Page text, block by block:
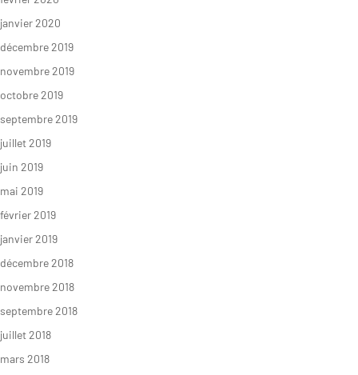
janvier 2020
décembre 2019
novembre 2019
octobre 2019
septembre 2019
juillet 2019
juin 2019
mai 2019
février 2019
janvier 2019
décembre 2018
novembre 2018
septembre 2018
juillet 2018
mars 2018